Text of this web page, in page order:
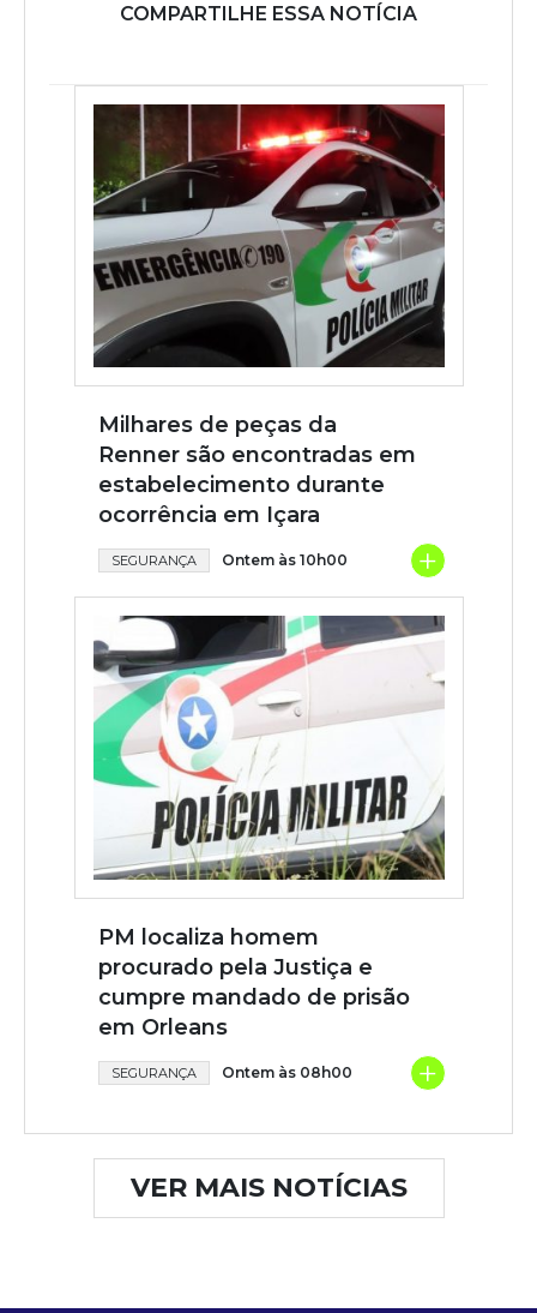
COMPARTILHE ESSA NOTÍCIA
Milhares de peças da
Renner são encontradas em
estabelecimento durante
ocorrência em Içara
SEGURANÇA Ontem às 10h00 +
PM localiza homem
procurado pela Justiça e
cumpre mandado de prisão
em Orleans
SEGURANÇA Ontem às 08h00 +
VER MAIS NOTÍCIAS